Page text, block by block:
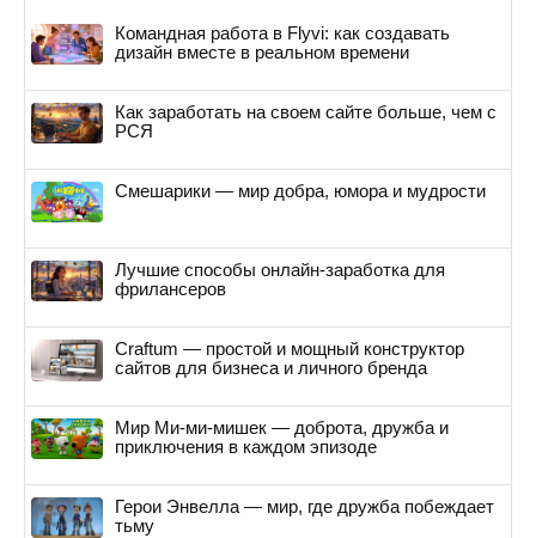
Командная работа в Flyvi: как создавать
дизайн вместе в реальном времени
Как заработать на своем сайте больше, чем с
РСЯ
Смешарики — мир добра, юмора и мудрости
Лучшие способы онлайн-заработка для
фрилансеров
Craftum — простой и мощный конструктор
сайтов для бизнеса и личного бренда
Мир Ми-ми-мишек — доброта, дружба и
приключения в каждом эпизоде
Герои Энвелла — мир, где дружба побеждает
тьму